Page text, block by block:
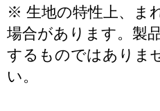
※ 生地の特性上、ま
場合があります。製
するものではありま
い。